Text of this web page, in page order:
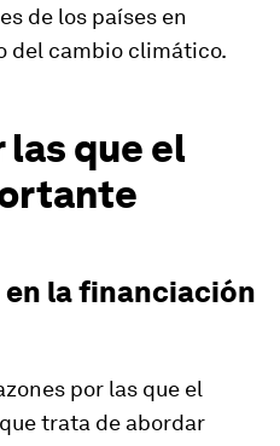
de los países en
del cambio climático.
las que el
en la financiación
por las que el
trata de abordar